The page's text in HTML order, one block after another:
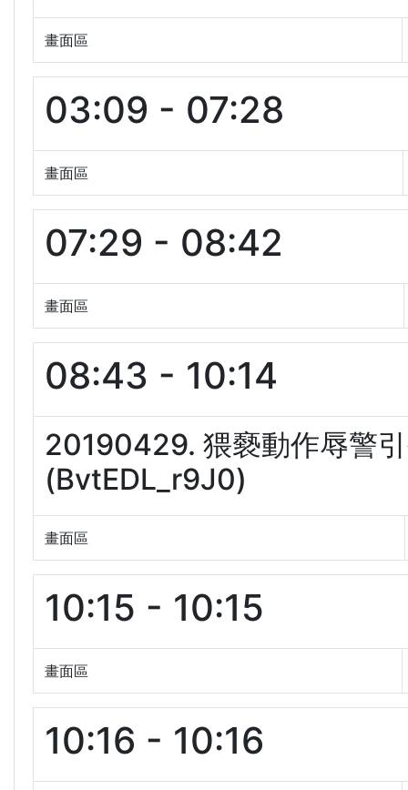
畫面區
03:09 - 07:28
畫面區
07:29 - 08:42
畫面區
08:43 - 10:14
20190429. 猥褻動作辱警
(BvtEDL_r9J0)
畫面區
10:15 - 10:15
畫面區
10:16 - 10:16